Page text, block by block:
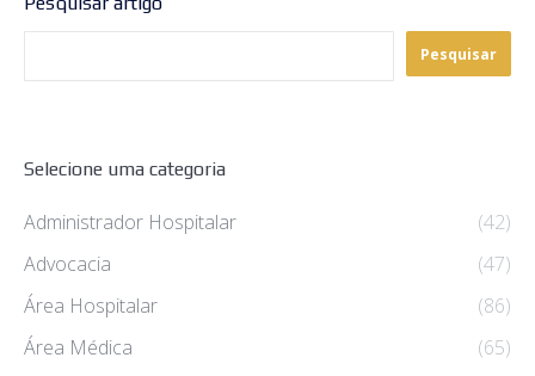
Pesquisar
Selecione uma categoria
Administrador Hospitalar
(42)
Advocacia
(47)
Área Hospitalar
(86)
Área Médica
(65)